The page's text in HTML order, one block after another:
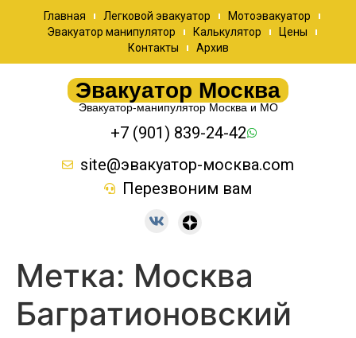
Главная Легковой эвакуатор
Мотоэвакуатор
Эвакуатор манипулятор
Калькулятор
Цены
Контакты
Архив
Эвакуатор Москва
Эвакуатор-манипулятор Москва и МО
+7 (901) 839-24-42
site@эвакуатор-москва.com
Перезвоним вам
Метка: Москва
Багратионовский